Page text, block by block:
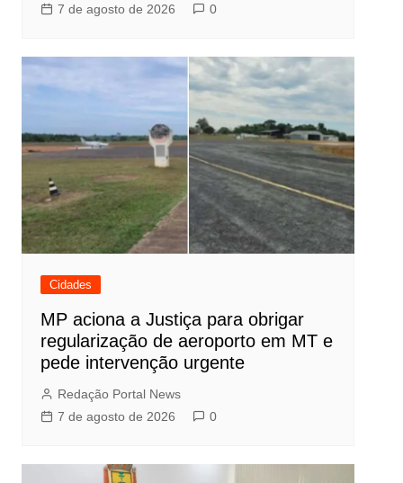
7 de agosto de 2026
0
Cidades
MP aciona a Justiça para obrigar
regularização de aeroporto em MT e
pede intervenção urgente
Redação Portal News
7 de agosto de 2026
0